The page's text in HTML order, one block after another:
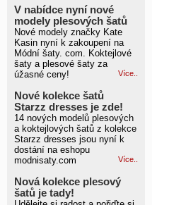
V nabídce nyní nové
modely plesových šatů
Nové modely značky Kate
Kasin nyní k zakoupení na
Módní šaty. com. Koktejlové
šaty a plesové šaty za
úžasné ceny!
Více..
Nové kolekce šatů
Starzz dresses je zde!
14 nových modelů plesových
a koktejlových šatů z kolekce
Starzz dresses jsou nyní k
dostání na eshopu
modnisaty.com
Více..
Nová kolekce plesový
šatů je tady!